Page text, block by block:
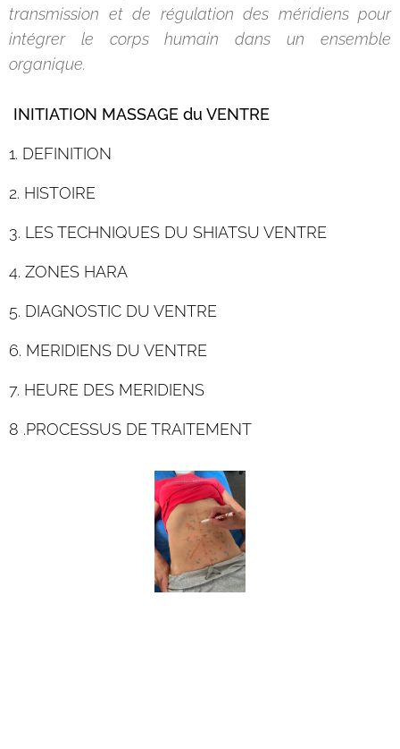
transmission et de régulation des méridiens pour
intégrer le corps humain dans un ensemble
organique.
INITIATION MASSAGE du VENTRE
1. DEFINITION
2. HISTOIRE
3. LES TECHNIQUES DU SHIATSU VENTRE
4. ZONES HARA
5. DIAGNOSTIC DU VENTRE
6. MERIDIENS DU VENTRE
7. HEURE DES MERIDIENS
8 .PROCESSUS DE TRAITEMENT